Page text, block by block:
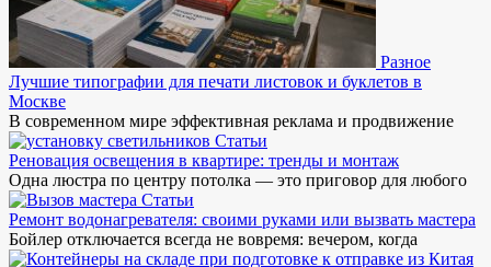
Разное
Лучшие типографии для печати листовок и буклетов в
Москве
В современном мире эффективная реклама и продвижение
Статьи
Реновация освещения в квартире: тренды и монтаж
Одна люстра по центру потолка — это приговор для любого
Статьи
Ремонт водонагревателя: своими руками или вызвать мастера
Бойлер отключается всегда не вовремя: вечером, когда